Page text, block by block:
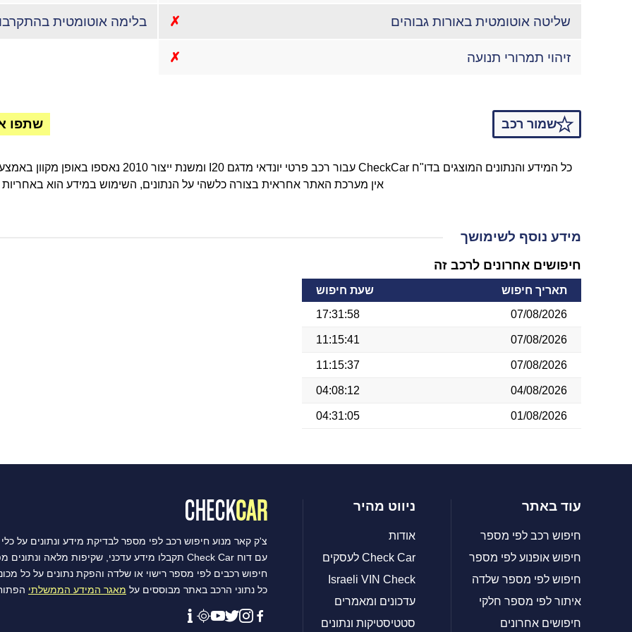
שליטה אוטומטית באורות גבוהים ✗ בלימה אוטומטית
זיהוי תמרורי תנועה ✗
שמור רכב שתפו
כל המידע והנתונים המוצגים בדו"ח CheckCar עבור רכב פרטי יונדאי מדגם I20 ומשנת ייצור 2010 נאספו באופן מקוון באמצעות טכנולוגיות API ממאגרי המידע של משרד התחבורה.
אין מערכת האתר אחראית בצורה כלשהי על הנתונים, השימוש במידע הוא
מידע נוסף לשימושך
חיפושים אחרונים לרכב זה
תאריך חיפוש
שעת חיפוש
07/08/2026
17:31:58
07/08/2026
11:15:41
07/08/2026
11:15:37
04/08/2026
04:08:12
01/08/2026
04:31:05
עוד באתר
חיפוש רכב לפי מספר
חיפוש אופנוע לפי מספר
חיפוש לפי מספר שלדה
איתור לפי מספר חלקי
חיפושים אחרונים
ניווט מהיר
אודות
Check Car לעסקים
Israeli VIN Check
עדכונים ומאמרים
סטטיסטיקות ונתונים
צ'ק קאר מנוע חיפוש רכב לפי מספר לבדיקת מידע ונתונים על כלי
עם דוח Check Car תקבלו מידע עדכני, שקיפות מלאה ונתונים מפורטים שיסייעו לכם לקבל את ההחלטה הטובה ביותר.
חיפוש רכבים לפי מספר רישוי או שלדה והפקת נתונים על כל
כל נתוני הרכב באתר מבוססים על מאגר המידע הממשלתי